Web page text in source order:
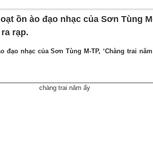
ồn ào đạo nhạc của Sơn Tùng
rạp.
đạo nhạc của Sơn Tùng M-TP, ‘Chàng trai